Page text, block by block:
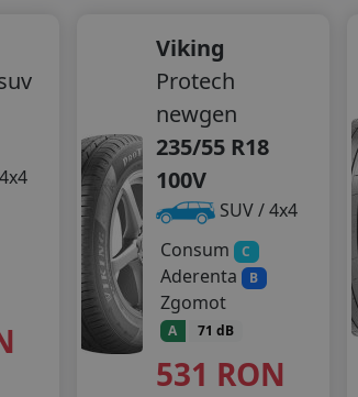
Viking
Protech
newgen
235/55 R18
100V
SUV / 4x4
Consum
C
Aderenta B
Zgomot
A 71 dB
531 RON